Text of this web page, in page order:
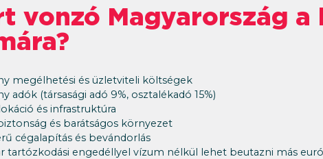
vonzó Magyarország
megélhetési és üzletviteli költségek
adók (társasági adó 9%, osztalékadó 15%)
és infrastruktúra
és barátságos környezet
cégalapítás és bevándorlás
tartózkodási engedéllyel vízum nélkül lehet beutazni más